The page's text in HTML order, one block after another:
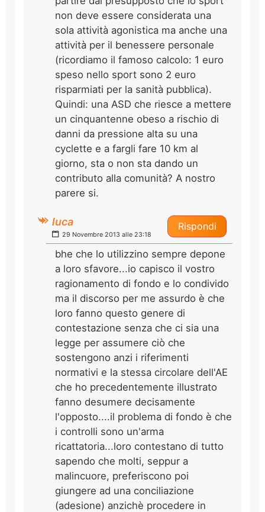
non deve essere considerata una
sola attività agonistica ma anche una
attività per il benessere personale
(ricordiamo il famoso calcolo: 1 euro
speso nello sport sono 2 euro
risparmiati per la sanità pubblica).
Quindi: una ASD che riesce a mettere
un cinquantenne obeso a rischio di
danni da pressione alta su una
cyclette e a fargli fare 10 km al
giorno, sta o non sta dando un
contributo alla comunità? A nostro
parere si.
Rispondi
luca
29 Novembre 2013 alle 23:18
bhe che lo utilizzino sempre depone
a loro sfavore...io capisco il vostro
ragionamento di fondo e lo condivido
ma il discorso per me assurdo è che
loro fanno questo genere di
contestazione senza che ci sia una
legge per assumere ciò che
sostengono anzi i riferimenti
normativi e la stessa circolare dell'AE
che ho precedentemente illustrato
fanno desumere decisamente
l'opposto....il problema di fondo è che
i controlli sono un'arma
ricattatoria...loro contestano di tutto
sapendo che molti, seppur a
malincuore, preferiscono poi
giungere ad una conciliazione
(adesione) anzichè procedere in